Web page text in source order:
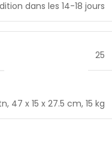
dans les 14-18 jours
25
47 x 15 x 27.5 cm, 15 kg